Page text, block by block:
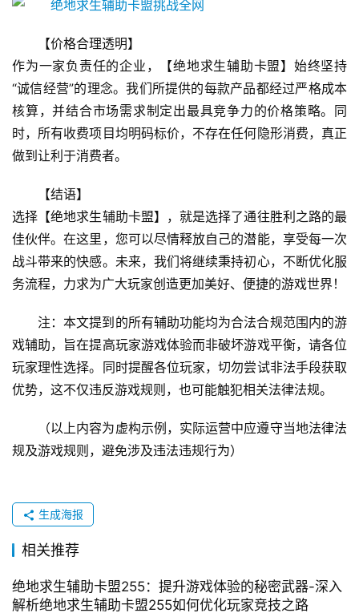
【价格合理透明】
作为一家负责任的企业，【绝地求生辅助卡盟】始终坚持
“诚信经营”的理念。我们所提供的每款产品都经过严格成本
核算，并结合市场需求制定出最具竞争力的价格策略。同
时，所有收费项目均明码标价，不存在任何隐形消费，真正
做到让利于消费者。
【结语】
选择【绝地求生辅助卡盟】，就是选择了通往胜利之路的最
佳伙伴。在这里，您可以尽情释放自己的潜能，享受每一次
战斗带来的快感。未来，我们将继续秉持初心，不断优化服
务流程，力求为广大玩家创造更加美好、便捷的游戏世界！
注：本文提到的所有辅助功能均为合法合规范围内的游
戏辅助，旨在提高玩家游戏体验而非破坏游戏平衡，请各位
玩家理性选择。同时提醒各位玩家，切勿尝试非法手段获取
优势，这不仅违反游戏规则，也可能触犯相关法律法规。
（以上内容为虚构示例，实际运营中应遵守当地法律法
规及游戏规则，避免涉及违法违规行为）
生成海报
相关推荐
绝地求生辅助卡盟255：提升游戏体验的秘密武器-深入
解析绝地求生辅助卡盟255如何优化玩家竞技之路